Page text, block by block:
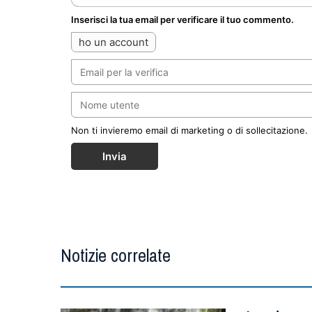
Inserisci la tua email per verificare il tuo commento.
ho un account
Non ti invieremo email di marketing o di sollecitazione.
Invia
Notizie correlate